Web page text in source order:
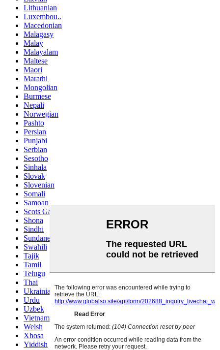
Lithuanian
Luxembou..
Macedonian
Malagasy
Malay
Malayalam
Maltese
Maori
Marathi
Mongolian
Burmese
Nepali
Norwegian
Pashto
Persian
Punjabi
Serbian
Sesotho
Sinhala
Slovak
Slovenian
Somali
Samoan
Scots Gaelic
Shona
Sindhi
Sundanese
Swahili
Tajik
Tamil
Telugu
Thai
Ukrainian
Urdu
Uzbek
Vietnamese
Welsh
Xhosa
Yiddish